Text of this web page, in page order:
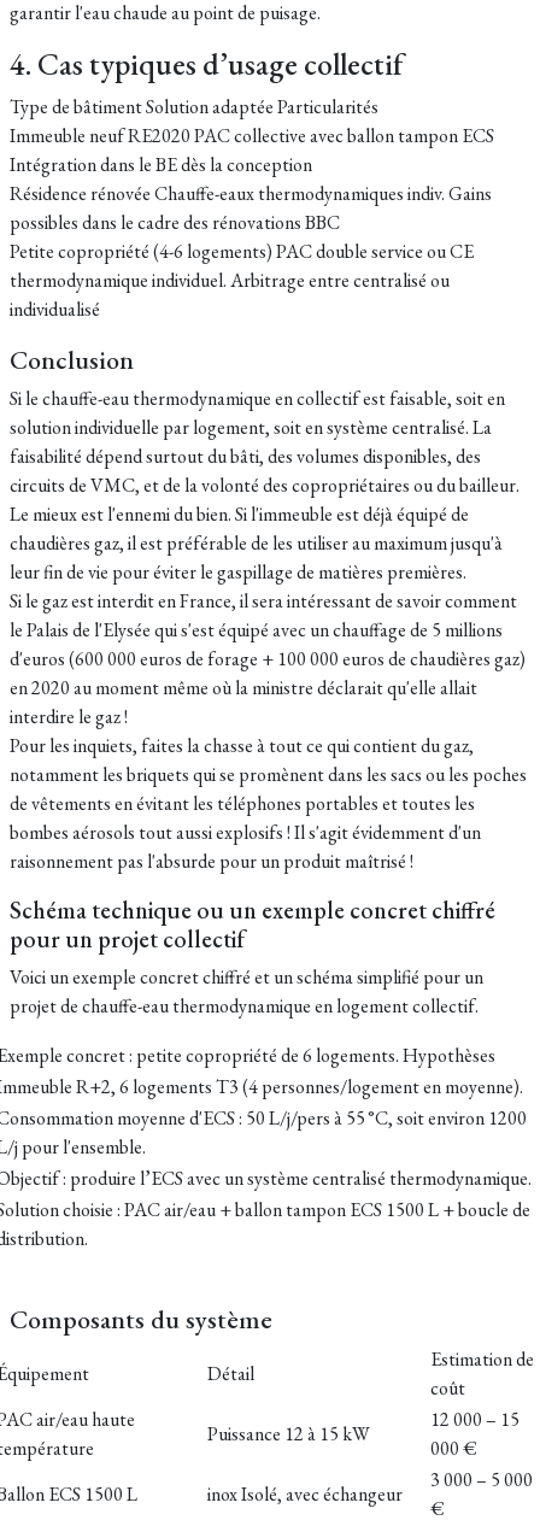
garantir l'eau chaude au point de puisage.
4. Cas typiques d’usage collectif
Type de bâtiment Solution adaptée Particularités
Immeuble neuf RE2020 PAC collective avec ballon tampon ECS
Intégration dans le BE dès la conception
Résidence rénovée Chauffe-eaux thermodynamiques indiv. Gains
possibles dans le cadre des rénovations BBC
Petite copropriété (4-6 logements) PAC double service ou CE
thermodynamique individuel. Arbitrage entre centralisé ou
individualisé
Conclusion
Si le chauffe-eau thermodynamique en collectif est faisable, soit en
solution individuelle par logement, soit en système centralisé. La
faisabilité dépend surtout du bâti, des volumes disponibles, des
circuits de VMC, et de la volonté des copropriétaires ou du bailleur.
Le mieux est l'ennemi du bien. Si l'immeuble est déjà équipé de
chaudières gaz, il est préférable de les utiliser au maximum jusqu'à
leur fin de vie pour éviter le gaspillage de matières premières.
Si le gaz est interdit en France, il sera intéressant de savoir comment
le Palais de l'Elysée qui s'est équipé avec un chauffage de 5 millions
d'euros (600 000 euros de forage + 100 000 euros de chaudières gaz)
en 2020 au moment même où la ministre déclarait qu'elle allait
interdire le gaz !
Pour les inquiets, faites la chasse à tout ce qui contient du gaz,
notamment les briquets qui se promènent dans les sacs ou les poches
de vêtements en évitant les téléphones portables et toutes les
bombes aérosols tout aussi explosifs ! Il s'agit évidemment d'un
raisonnement pas l'absurde pour un produit maîtrisé !
Schéma technique ou un exemple concret chiffré
pour un projet collectif
Voici un exemple concret chiffré et un schéma simplifié pour un
projet de chauffe-eau thermodynamique en logement collectif.
concret : petite copropriété de 6 logements. Hypothèses
R+2, 6 logements T3 (4 personnes/logement en moyenne).
moyenne d'ECS : 50 L/j/pers à 55 °C, soit environ 1200
j pour l'ensemble.
: produire l’ECS avec un système centralisé thermodynamique.
choisie : PAC air/eau + ballon tampon ECS 1500 L + boucle de
Composants du système
Détail
Estimation de
coût
air/eau haute
Puissance 12 à 15 kW
12 000 – 15
000 €
ECS 1500 L
inox Isolé, avec échangeur
3 000 – 5 000
€